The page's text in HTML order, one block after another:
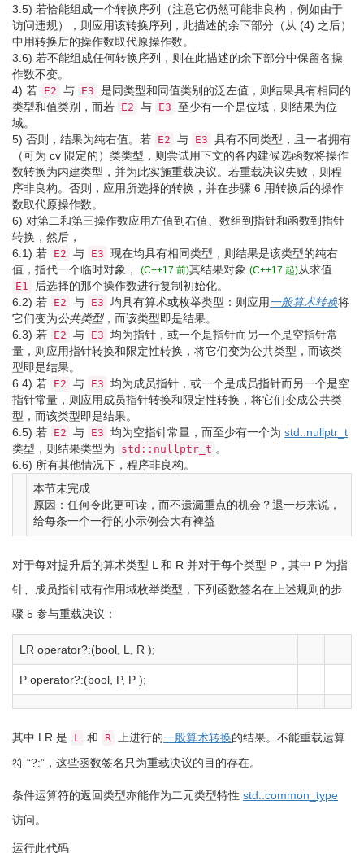
3.5) 若恰能组成一个转换序列（注意它仍然可能非良构，例如由于
访问违规），则应用该转换序列，此描述的余下部分（从 (4) 之后）
中用转换后的操作数取代原操作数。
3.6) 若不能组成任何转换序列，则在此描述的余下部分中保留各操
作数不变。
4) 若 E2 与 E3 是同类型和同值类别的泛左值，则结果具有相同的
类型和值类别，而若 E2 与 E3 至少有一个是位域，则结果为位
域。
5) 否则，结果为纯右值。若 E2 与 E3 具有不同类型，且一者拥有
（可为 cv 限定的）类类型，则尝试用下文的各内建候选函数将操作
数转换为内建类型，并为此实施重载决议。若重载决议失败，则程
序非良构。否则，应用所选择的转换，并在步骤 6 用转换后的操作
数取代原操作数。
6) 对第二和第三操作数应用左值到右值、数组到指针和函数到指针
转换，然后，
6.1) 若 E2 与 E3 现在均具有相同类型，则结果是该类型的纯右
值， 指代一个临时对象， (C++17 前)其结果对象 (C++17 起)从求值
E1
后选择的那个操作数进行复制初始化。
6.2) 若 E2 与 E3 均具有算术或枚举类型：则应用 一般算术转换将
它们变为公共类型，而该类型即是结果。
6.3) 若 E2 与 E3 均为指针，或一个是指针而另一个是空指针常
量，则应用指针转换和限定性转换，将它们变为公共类型，而该类
型即是结果。
6.4) 若 E2 与 E3 均为成员指针，或一个是成员指针而另一个是空
指针常量，则应用成员指针转换和限定性转换，将它们变成公共类
型，而该类型即是结果。
6.5) 若 E2 与 E3 均为空指针常量，而至少有一个为 std::nullptr_t
类型，则结果类型为
std::nullptr_t 。
6.6) 所有其他情况下，程序非良构。
本节未完成
原因：任何令此更可读，而不遗漏重点的机会？退一步来说，
给每条一个一行的小示例会大有裨益
对于每对提升后的算术类型 L 和 R 并对于每个类型 P，其中 P 为指
针、成员指针或有作用域枚举类型，下列函数签名在上述规则的步
骤 5 参与重载决议：
LR operator?:(bool , L, R );
P operator?:(bool , P, P );
其中 LR 是 L 和 R 上进行的一般算术转换的结果。不能重载运算
符 “?:”，这些函数签名只为重载决议的目的存在。
条件运算符的返回类型亦能作为二元类型特性 std::common_type
访问。
运行此代码